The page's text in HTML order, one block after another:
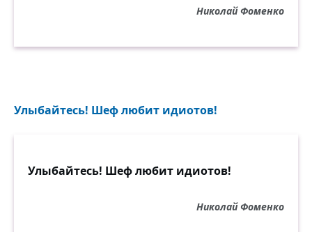
Николай Фоменко
Улыбайтесь! Шеф любит идиотов!
Улыбайтесь! Шеф любит идиотов!
Николай Фоменко